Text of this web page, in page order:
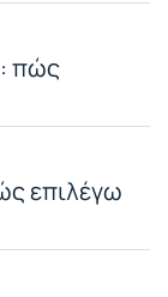
πώς
επιλέγω